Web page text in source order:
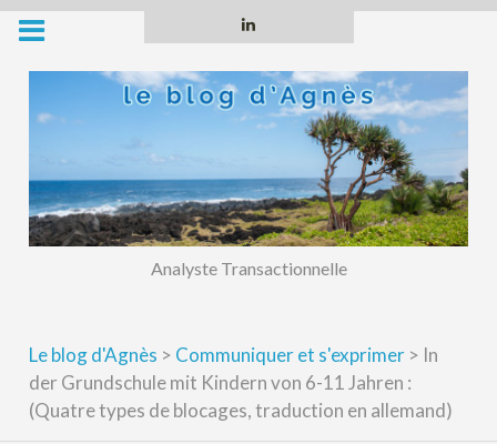
Skip
content
Analyste Transactionnelle
Le blog d'Agnès > Communiquer et s'exprimer > In
der Grundschule mit Kindern von 6-11 Jahren :
(Quatre types de blocages, traduction en allemand)